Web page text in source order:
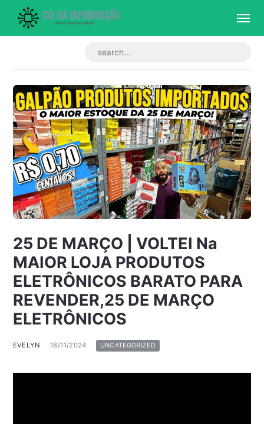
25 DE MARÇO | VOLTEI Na
MAIOR LOJA PRODUTOS
ELETRÔNICOS BARATO PARA
REVENDER,25 DE MARÇO
ELETRÔNICOS
EVELYN 18/11/2024 UNCATEGORIZED